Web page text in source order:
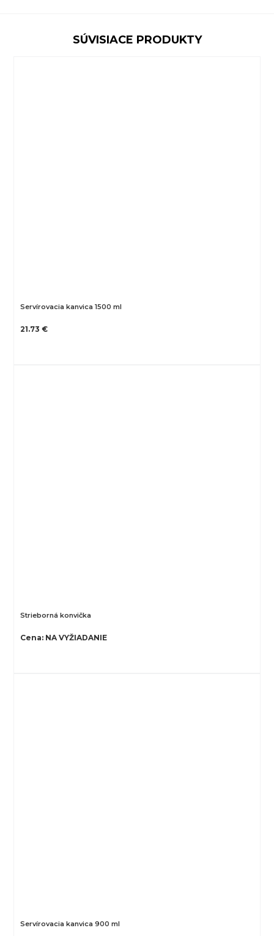
SÚVISIACE PRODUKTY
Servírovacia kanvica 1500 ml
21.73 €
Strieborná konvička
Cena: NA VYŽIADANIE
Servírovacia kanvica 900 ml